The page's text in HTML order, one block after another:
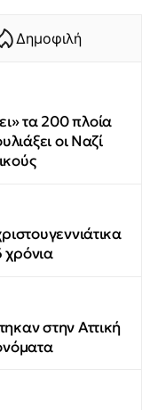
Δημοφιλή
τα 200 πλοία
οι Ναζί
χρόνια
στην Αττική